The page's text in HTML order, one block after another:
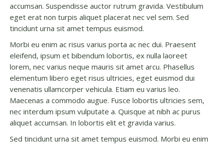
accumsan. Suspendisse auctor rutrum gravida. Vestibulum
eget erat non turpis aliquet placerat nec vel sem. Sed
tincidunt urna sit amet tempus euismod.
Morbi eu enim ac risus varius porta ac nec dui. Praesent
eleifend, ipsum et bibendum lobortis, ex nulla laoreet
lorem, nec varius neque mauris sit amet arcu. Phasellus
elementum libero eget risus ultricies, eget euismod dui
venenatis ullamcorper vehicula. Etiam eu varius leo.
Maecenas a commodo augue. Fusce lobortis ultricies sem,
nec interdum ipsum vulputate a. Quisque at nibh ac purus
aliquet accumsan. In lobortis elit et gravida varius.
Sed tincidunt urna sit amet tempus euismod. Morbi eu enim